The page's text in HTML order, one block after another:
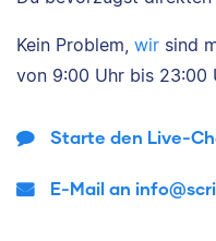
Kein Problem, wir sind
von 9:00 Uhr bis 23:00
Starte den Live-
E-Mail an